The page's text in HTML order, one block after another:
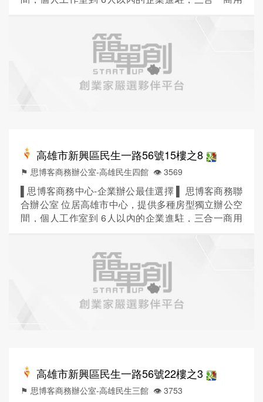
網路、冷氣(9:00-18:00)、咖啡茶水、小點心及管理費
一價全包 ! ■時尚輕工業風格的裝潢設計，徹底擺脫老
式辦公室的束縛，室內空間寬敞舒適！ ■尊...
高雄市新興區民生一路56號15樓之8
⚑ 思博客商務辦公室-高雄民生四館 👁️‍ 3569
▌思博客商務中心-企業辦公最佳選擇 ▌ 思博客商務聯
合辦公室 位居高雄市中心，提供多種房型獨立辦公空
間，個人工作室到 6人以內的企業進駐，三合一商用
網路、冷氣(9:00-18:00)、咖啡茶水、小點心及管理費
一價全包 ! ■時尚輕工業風格的裝潢設計，徹底擺脫老
式辦公室的束縛，室內空間寬敞舒適！ ■尊...
高雄市新興區民生一路56號22樓之3
⚑ 思博客商務辦公室-高雄民生三館 👁️‍ 3753